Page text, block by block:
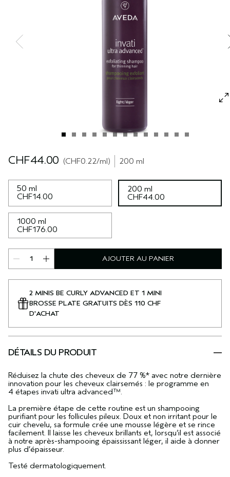
SÉRUM POUR LES CHEVEUX
TOUTES LES COLLECTIONS
CHF44.00 CHF0.22/ml 200 ml
50 ml
CHF14.00
200 ml
CHF44.00
1000 ml
CHF176.00
AJOUTER AU PANIER
2 MINIS BE CURLY ADVANCED ET 1 MINI
BROSSE PLATE GRATUITS DÈS 110 CHF
D'ACHAT
DÉTAILS DU PRODUIT
Réduisez la chute des cheveux de 77 %* avec notre dernière
innovation pour les cheveux clairsemés : le programme en
4 étapes invati ultra advanced™.
La première étape de cette routine est un shampooing
purifiant pour les follicules pileux. Doux et non irritant pour le
cuir chevelu, sa formule crée une mousse légère et se rince
facilement. Il laisse les cheveux brillants et, lorsqu’il est associé
à notre après-shampooing épaississant léger, il aide à donner
plus d’épaisseur.
Testé dermatologiquement.